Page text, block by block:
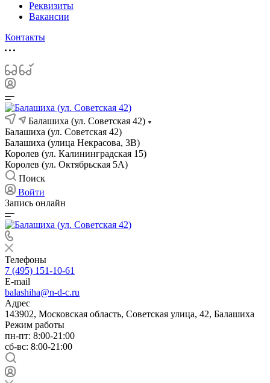
Реквизиты
Вакансии
Контакты
Балашиха (ул. Советская 42)
Балашиха (ул. Советская 42)
Балашиха (улица Некрасова, 3В)
Королев (ул. Калининградская 15)
Королев (ул. Октябрьская 5А)
Поиск
Войти
Запись онлайн
Телефоны
7 (495) 151-10-61
E-mail
balashiha@n-d-c.ru
Адрес
143902, Московская область, Советская улица, 42, Балашиха
Режим работы
пн-пт: 8:00-21:00
сб-вс: 8:00-21:00